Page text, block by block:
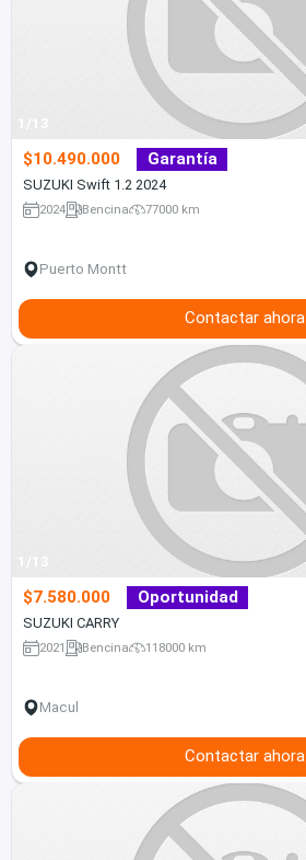
1/13
$10.490.000 Garantía
SUZUKI Swift 1.2 2024
2024 Bencina 77000 km
Puerto Montt
Contactar ahora
1/13
$7.580.000 Oportunidad
SUZUKI CARRY
2021 Bencina 118000 km
Macul
Contactar ahora